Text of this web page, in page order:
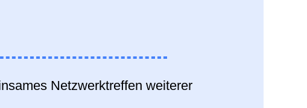
Netzwerktreffen weiterer